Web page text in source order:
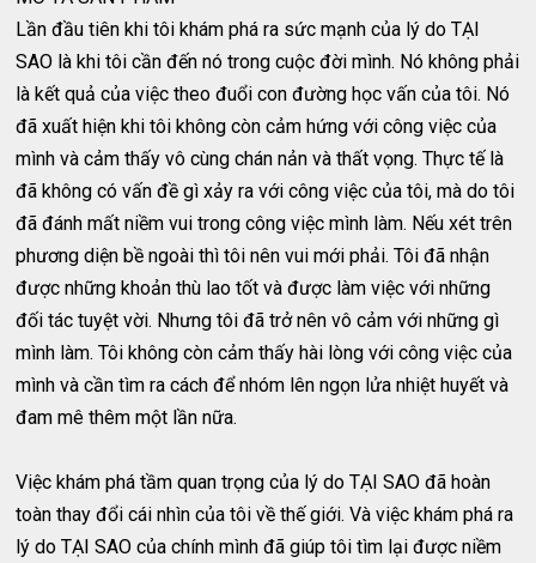
Lần đầu tiên khi tôi khám phá ra sức mạnh của lý do TẠI
SAO là khi tôi cần đến nó trong cuộc đời mình. Nó không phải
là kết quả của việc theo đuổi con đường học vấn của tôi. Nó
đã xuất hiện khi tôi không còn cảm hứng với công việc của
mình và cảm thấy vô cùng chán nản và thất vọng. Thực tế là
đã không có vấn đề gì xảy ra với công việc của tôi, mà do tôi
đã đánh mất niềm vui trong công việc mình làm. Nếu xét trên
phương diện bề ngoài thì tôi nên vui mới phải. Tôi đã nhận
được những khoản thù lao tốt và được làm việc với những
đối tác tuyệt vời. Nhưng tôi đã trở nên vô cảm với những gì
mình làm. Tôi không còn cảm thấy hài lòng với công việc của
mình và cần tìm ra cách để nhóm lên ngọn lửa nhiệt huyết và
đam mê thêm một lần nữa.
Việc khám phá tầm quan trọng của lý do TẠI SAO đã hoàn
toàn thay đổi cái nhìn của tôi về thế giới. Và việc khám phá ra
lý do TẠI SAO của chính mình đã giúp tôi tìm lại được niềm